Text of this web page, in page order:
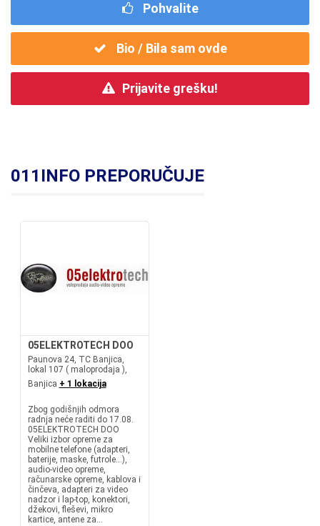
Pohvalite
Bio / Bila sam ovde
Prijavite grešku!
011INFO PREPORUČUJE
05ELEKTROTECH DOO
Paunova 24, TC Banjica,
lokal 107 ( maloprodaja ),
Banjica + 1 lokacija
Zbog godišnjih odmora
radnja neće raditi do 17.08.
05ELEKTROTECH DOO
Veliki izbor opreme za
mobilne telefone (adapteri,
baterije, maske, futrole...),
audio-video opreme,
računarske opreme, kablova i
činčeva, adapteri za video
nadzor i lap-top, konektori,
džekovi, fleševi, mikro
kartice, antene za...